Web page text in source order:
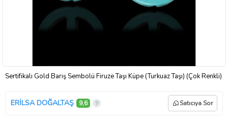
Sertifikalı Gold Barış Sembolü Firuze Taşı Küpe (Turkuaz Taşı) (Çok Renkli)
ERİLSA DOĞALTAŞ 9,6 Satıcıya Sor